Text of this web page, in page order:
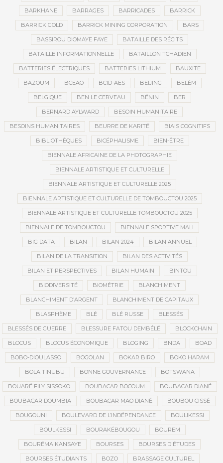
BARKHANE BARRAGES BARRICADES BARRICK
BARRICK GOLD BARRICK MINING CORPORATION BARS
BASSIROU DIOMAYE FAYE BATAILLE DES RÉCITS
BATAILLE INFORMATIONNELLE BATAILLON TCHADIEN
BATTERIES ÉLECTRIQUES BATTERIES LITHIUM BAUXITE
BAZOUM BCEAO BCID-AES BEIJING BELÉM
BELGIQUE BEN LE CERVEAU BÉNIN BER
BERNARD AYLWARD BESOIN HUMANITAIRE
BESOINS HUMANITAIRES BEURRE DE KARITÉ BIAIS COGNITIFS
BIBLIOTHÈQUES BICÉPHALISME BIEN-ÊTRE
BIENNALE AFRICAINE DE LA PHOTOGRAPHIE
BIENNALE ARTISTIQUE ET CULTURELLE
BIENNALE ARTISTIQUE ET CULTURELLE 2025
BIENNALE ARTISTIQUE ET CULTURELLE DE TOMBOUCTOU 2025
BIENNALE ARTISTIQUE ET CULTURELLE TOMBOUCTOU 2025
BIENNALE DE TOMBOUCTOU BIENNALE SPORTIVE MALI
BIG DATA BILAN BILAN 2024 BILAN ANNUEL
BILAN DE LA TRANSITION BILAN DES ACTIVITÉS
BILAN ET PERSPECTIVES BILAN HUMAIN BINTOU
BIODIVERSITÉ BIOMÉTRIE BLANCHIMENT
BLANCHIMENT D’ARGENT BLANCHIMENT DE CAPITAUX
BLASPHÈME BLÉ BLÉ RUSSE BLESSÉS
BLESSÉS DE GUERRE BLESSURE FATOU DEMBÉLÉ BLOCKCHAIN
BLOCUS BLOCUS ÉCONOMIQUE BLOGING BNDA BOAD
BOBO-DIOULASSO BOGOLAN BOKAR BIRO BOKO HARAM
BOLA TINUBU BONNE GOUVERNANCE BOTSWANA
BOUARÉ FILY SISSOKO BOUBACAR BOCOUM BOUBACAR DIANÉ
BOUBACAR DOUMBIA BOUBACAR MAO DIANÉ BOUBOU CISSÉ
BOUGOUNI BOULEVARD DE L’INDÉPENDANCE BOULIKESSI
BOULKESSI BOURAKÉBOUGOU BOUREM
BOURÉMA KANSAYE BOURSES BOURSES D'ÉTUDES
BOURSES ÉTUDIANTS BOZO BRASSAGE CULTUREL